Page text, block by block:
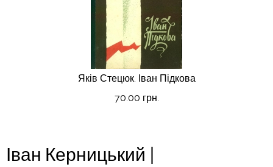
Яків Стецюк. Іван Підкова
70.00 грн.
Іван Керницький |